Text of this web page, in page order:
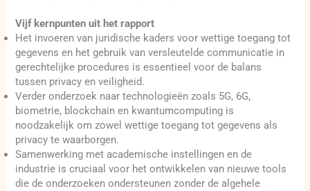
Vijf kernpunten uit het rapport
Het invoeren van juridische kaders voor wettige toegang tot
gegevens en het gebruik van versleutelde communicatie in
gerechtelijke procedures is essentieel voor de balans
tussen privacy en veiligheid.
Verder onderzoek naar technologieën zoals 5G, 6G,
biometrie, blockchain en kwantumcomputing is
noodzakelijk om zowel wettige toegang tot gegevens als
privacy te waarborgen.
Samenwerking met academische instellingen en de
industrie is cruciaal voor het ontwikkelen van nieuwe tools
die de onderzoeken ondersteunen zonder de algehele